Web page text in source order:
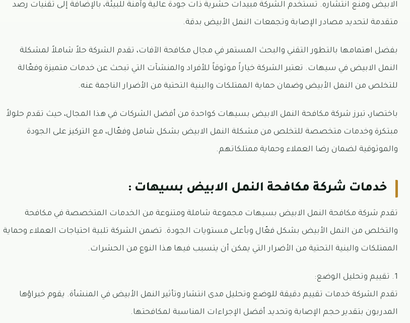
الابيض ومنع انتشاره. تستخدم الشركة مبيدات حشرية ذات جودة عالية وآمنة للبيئة، بالإضافة إلى تقنيات رصد
متقدمة لتحديد مصادر الإصابة وتجمعات النمل الأبيض بدقة.
بفضل اهتمامها بالتطور التقني والبحث المستمر في مجال مكافحة الآفات، تقدم الشركة حلاً شاملاً لمشكلة
النمل الابيض في سيهات. تعتبر الشركة خياراً موثوقاً للأفراد والمنشآت التي تبحث عن خدمات متميزة وفعّالة
للتخلص من النمل الأبيض وضمان حماية الممتلكات والبنية التحتية من الأضرار الناجمة عنه.
باختصار، تبرز شركة مكافحة النمل الابيض بسيهات كواحدة من أفضل الشركات في هذا المجال، حيث تقدم حلولاً
مبتكرة وخدمات متخصصة للتخلص من مشكلة النمل الابيض بشكل شامل وفعّال، مع التركيز على الجودة
والموثوقية لضمان رضا العملاء وحماية ممتلكاتهم.
خدمات شركة مكافحة النمل الابيض بسيهات :
تقدم شركة مكافحة النمل الابيض بسيهات مجموعة شاملة ومتنوعة من الخدمات المتخصصة في مكافحة
والتخلص من النمل الأبيض بشكل فعّال وبأعلى مستويات الجودة. تضمن الشركة تلبية احتياجات العملاء وحماية
الممتلكات والبنية التحتية من الأضرار التي يمكن أن يتسبب فيها هذا النوع من الحشرات.
1. تقييم وتحليل الوضع:
تقدم الشركة خدمات تقييم دقيقة للوضع وتحليل مدى انتشار وتأثير النمل الأبيض في المنشأة. يقوم خبراؤها
المدربون بتقدير حجم الإصابة وتحديد أفضل الإجراءات المناسبة لمكافحتها.